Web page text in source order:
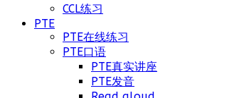
CCL练习
PTE
PTE在线练习
PTE口语
PTE真实讲座
PTE发音